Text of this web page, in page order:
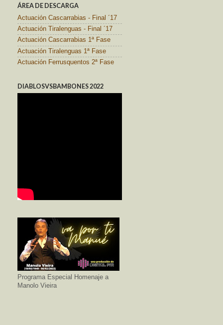
ÁREA DE DESCARGA
Actuación Cascarrabias - Final ´17
Actuación Tiralenguas - Final ´17
Actuación Cascarrabias 1ª Fase
Actuación Tiralenguas 1ª Fase
Actuación Ferrusquentos 2ª Fase
DIABLOSVSBAMBONES 2022
Programa Especial Homenaje a
Manolo Vieira